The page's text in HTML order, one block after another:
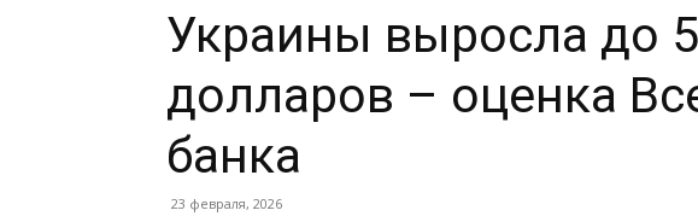
Украины выросла до
долларов – оценка
банка
23 февраля, 2026